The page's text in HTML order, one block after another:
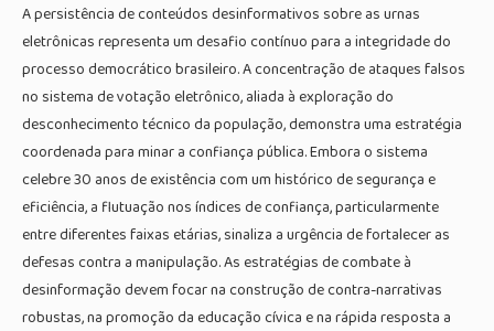
A persistência de conteúdos desinformativos sobre as urnas
eletrônicas representa um desafio contínuo para a integridade do
processo democrático brasileiro. A concentração de ataques falsos
no sistema de votação eletrônico, aliada à exploração do
desconhecimento técnico da população, demonstra uma estratégia
coordenada para minar a confiança pública. Embora o sistema
celebre 30 anos de existência com um histórico de segurança e
eficiência, a flutuação nos índices de confiança, particularmente
entre diferentes faixas etárias, sinaliza a urgência de fortalecer as
defesas contra a manipulação. As estratégias de combate à
desinformação devem focar na construção de contra-narrativas
robustas, na promoção da educação cívica e na rápida resposta a